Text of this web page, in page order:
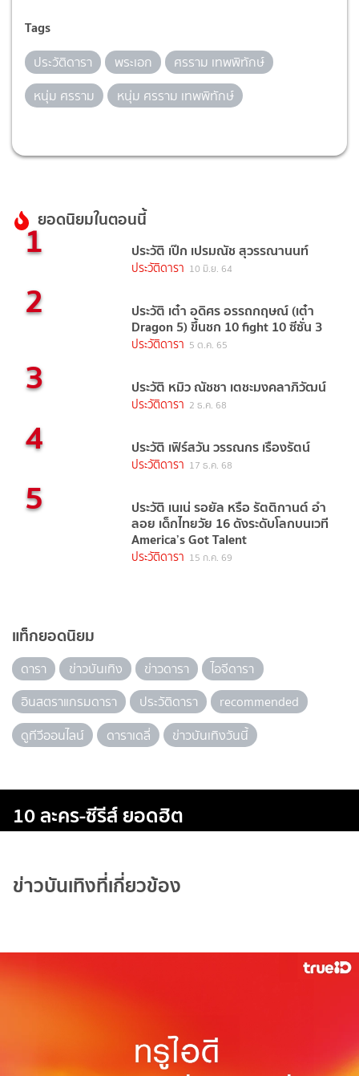
Tags
ประวัติดารา พระเอก
ศรราม เทพพิทักษ์
หนุ่ม ศรราม
หนุ่ม ศรราม เทพพิทักษ์
ยอดนิยมในตอนนี้
1 ประวัติ เป๊ก เปรมณัช สุวรรณานนท์
ประวัติดารา 10 มิ.ย. 64
2 ประวัติ เต๋า อดิศร อรรถกฤษณ์ (เต๋า
Dragon 5) ขึ้นชก 10 fight 10 ซีซั่น 3
ประวัติดารา 5 ต.ค. 65
3 ประวัติ หมิว ณัชชา เตชะมงคลาภิวัฒน์
ประวัติดารา 2 ธ.ค. 68
4 ประวัติ เฟิร์สวัน วรรณกร เรืองรัตน์
ประวัติดารา 17 ธ.ค. 68
5 ประวัติ เนเน่ รอยัล หรือ รัตติกานต์ อำ
ลอย เด็กไทยวัย 16 ดังระดับโลกบนเวที
America’s Got Talent
ประวัติดารา 15 ก.ค. 69
แท็กยอดนิยม
ดารา ข่าวบันเทิง ข่าวดารา
ไอจีดารา
อินสตราแกรมดารา
ประวัติดารา
recommended
ดูทีวีออนไลน์
ดาราเดลี่ ข่าวบันเทิงวันนี้
10 ละคร-ซีรีส์ ยอดฮิต
ข่าวบันเทิงที่เกี่ยวข้อง